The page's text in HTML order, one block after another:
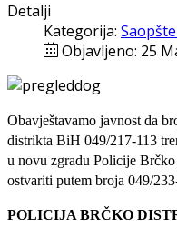
Detalji
Kategorija:
Objavljeno: 25
Obavještavamo javnost da
distrikta BiH 049/217-113
u novu zgradu Policije
ostvariti putem broja 049/
POLICIJA BRČKO